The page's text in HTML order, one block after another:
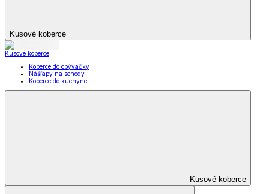
Kusové koberce
Kusové koberce
Koberce do obývačky
Nášľapy na schody
Koberce do kuchyne
Kusové koberce